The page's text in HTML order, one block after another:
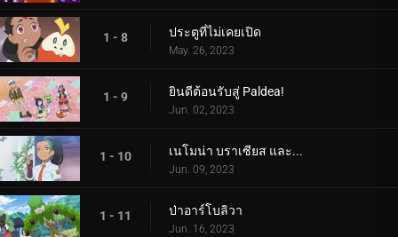
1 - 8 ประตูที่ไม่เคยเปิด
May. 26, 2023
1 - 9 ยินดีต้อนรับสู่ Paldea!
Jun. 02, 2023
1 - 10 เนโมน่า บราเซียส และ...
Jun. 09, 2023
1 - 11 ป่าอาร์โบลิวา
Jun. 16, 2023